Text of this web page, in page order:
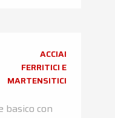
ACCIAI
FERRITICI E
MARTENSITICI
basico con